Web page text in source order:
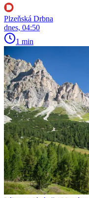
Plzeňská Drbna
dnes, 04:50
1 min